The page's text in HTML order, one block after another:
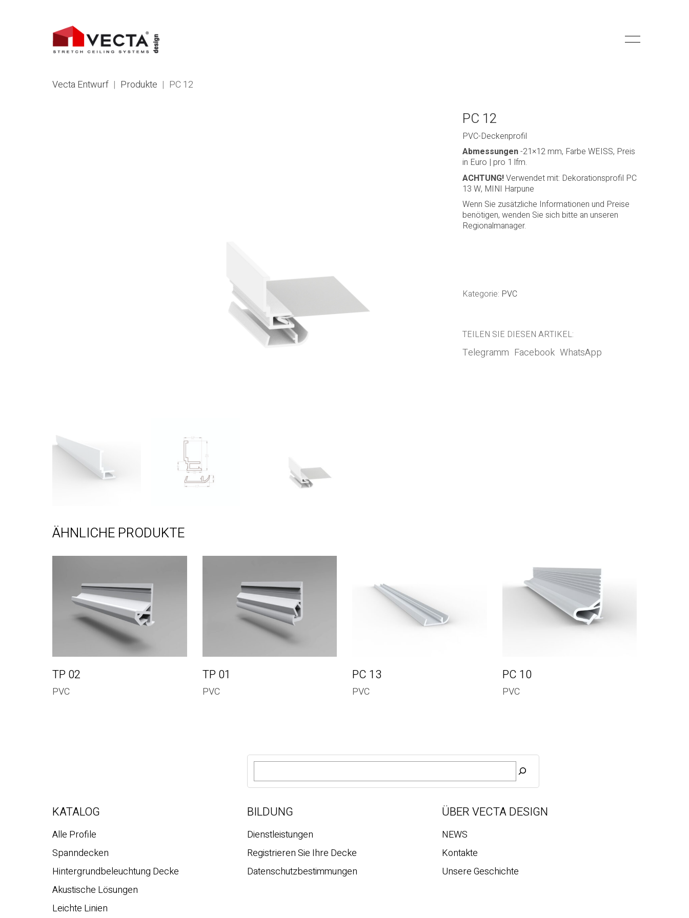
Vecta Entwurf | Produkte | PC 12
PC 12
PVC-Deckenprofil
Abmessungen-21×12 mm, Farbe WEISS, Preis
in Euro | pro 1 lfm.
ACHTUNG!Verwendet mit: Dekorationsprofil PC
13 W, MINI Harpune
Wenn Sie zusätzliche Informationen und Preise
benötigen, wenden Sie sich bitte an unseren
Regionalmanager.
Kategorie: PVC
TEILEN SIE DIESEN ARTIKEL:
Telegramm Facebook WhatsApp
ÄHNLICHE PRODUKTE
TP 02
PVC
TP 01
PVC
PC 13
PVC
PC 10
PVC
S
c
e
KATALOG
Alle Profile
Spanndecken
Hintergrundbeleuchtung Decke
Akustische Lösungen
Leichte Linien
BILDUNG
Dienstleistungen
Registrieren Sie Ihre Decke
Datenschutzbestimmungen
ÜBER VECTA DESIGN
NEWS
Kontakte
Unsere Geschichte